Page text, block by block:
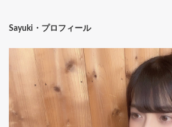
Sayuki・プロフィール